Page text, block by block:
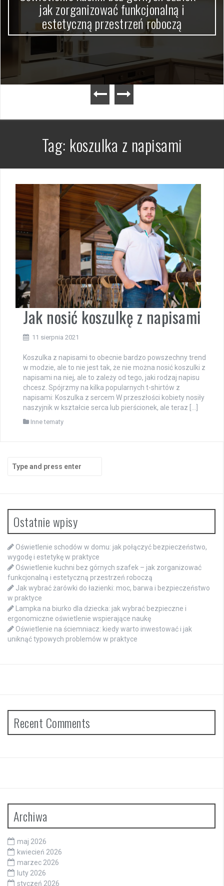
jak zorganizować funkcjonalną i
estetyczną przestrzeń roboczą
Tag: koszulka z napisami
Jak nosić koszulkę z napisami
11 sierpnia 2021
Koszulka z napisami to obecnie bardzo powszechny trend
w modzie, ale to nie jest tak, że nie można nosić koszulki z
napisami na niej, ale to zależy od tego, jaki rodzaj napisu
chcesz. Spójrzmy na kilka popularnych t-shirtów z
napisami: Koszulka z sercem W przeszłości kobiety nosiły
naszyjnik w kształcie serca lub pierścionek, ale teraz […]
Inne tematy
for:
Ostatnie wpisy
Oświetlenie schodów w domu: jak połączyć bezpieczeństwo,
wygodę i estetykę w praktyce
Oświetlenie kuchni bez górnych szafek – jak zorganizować
funkcjonalną i estetyczną przestrzeń roboczą
Jak wybrać żarówki do łazienki: moc, barwa i bezpieczeństwo
w praktyce
Lampka na biurko dla dziecka: jak wybrać bezpieczne i
ergonomiczne oświetlenie wspierające naukę
Oświetlenie na ściemniacz: kiedy warto inwestować i jak
uniknąć typowych problemów w praktyce
Recent Comments
Archiwa
maj 2026
kwiecień 2026
marzec 2026
luty 2026
styczeń 2026